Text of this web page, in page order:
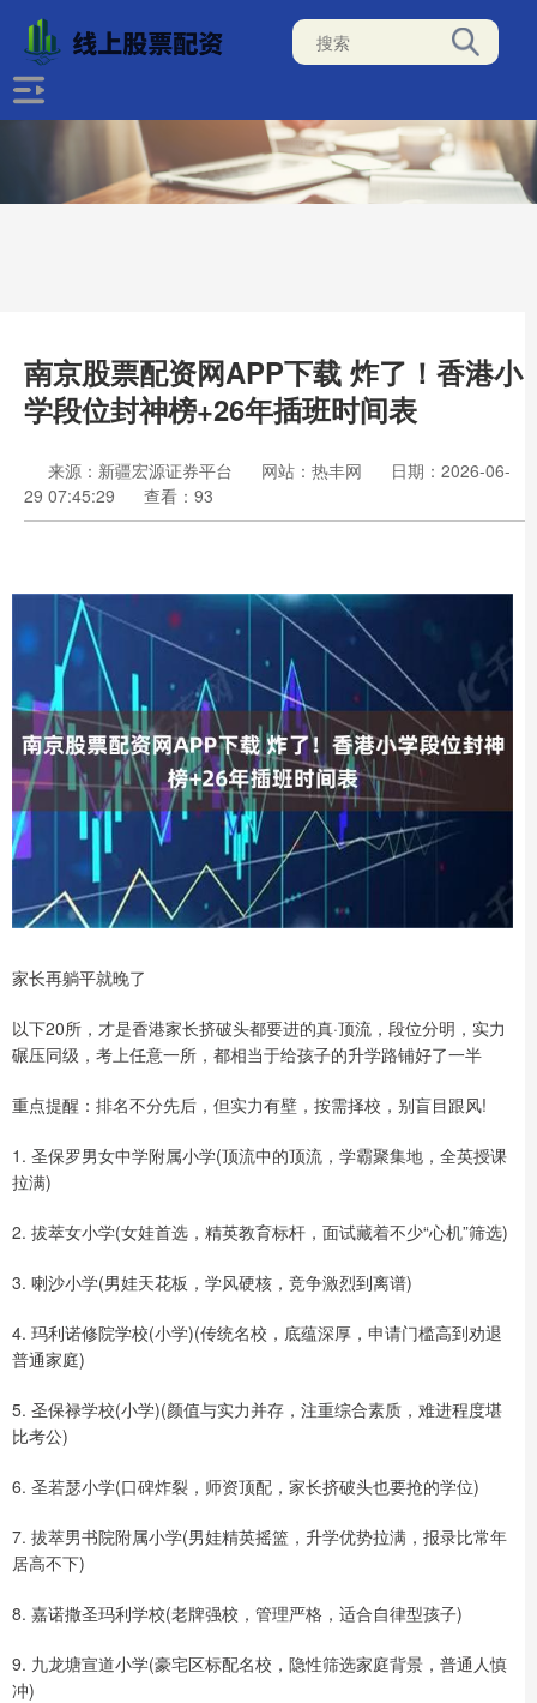
南京股票配资网APP下载 炸了！香港小
学段位封神榜+26年插班时间表
来源：新疆宏源证券平台 网站：热丰网
日期：2026-06-
29 07:45:29
查看：93
家长再躺平就晚了
以下20所，才是香港家长挤破头都要进的真·顶流，段位分明，实力
碾压同级，考上任意一所，都相当于给孩子的升学路铺好了一半
重点提醒：排名不分先后，但实力有壁，按需择校，别盲目跟风!
1. 圣保罗男女中学附属小学(顶流中的顶流，学霸聚集地，全英授课
拉满)
2. 拔萃女小学(女娃首选，精英教育标杆，面试藏着不少“心机”筛选)
3. 喇沙小学(男娃天花板，学风硬核，竞争激烈到离谱)
4. 玛利诺修院学校(小学)(传统名校，底蕴深厚，申请门槛高到劝退
普通家庭)
5. 圣保禄学校(小学)(颜值与实力并存，注重综合素质，难进程度堪
比考公)
6. 圣若瑟小学(口碑炸裂，师资顶配，家长挤破头也要抢的学位)
7. 拔萃男书院附属小学(男娃精英摇篮，升学优势拉满，报录比常年
居高不下)
8. 嘉诺撒圣玛利学校(老牌强校，管理严格，适合自律型孩子)
9. 九龙塘宣道小学(豪宅区标配名校，隐性筛选家庭背景，普通人慎
冲)